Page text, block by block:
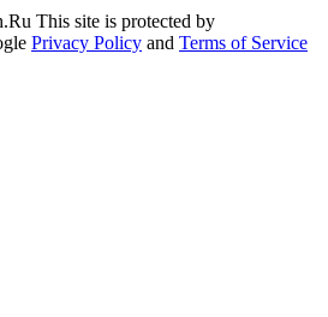
This site is protected by
Privacy Policy and Terms of Service